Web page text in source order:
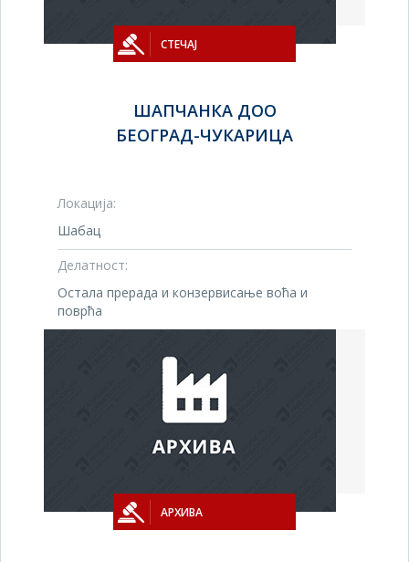
СТЕЧАЈ
ШАПЧАНКА ДОО
БЕОГРАД-ЧУКАРИЦА
Локација:
Шабац
Делатност:
Остала прерада и конзервисање воћа и
поврћа
АРХИВА